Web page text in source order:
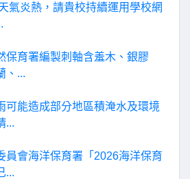
氣炎熱，請貴校持續運用學校網
保育署編製刺軸含羞木、銀膠
、...
可能造成部分地區積淹水及環境
...
員會海洋保育署「2026海洋保育
...